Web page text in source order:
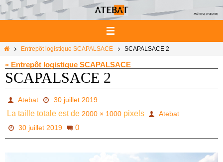
Passer
vers
le
HomeEntrepôt logistique SCAPALSACE SCAPALSACE 2
« Entrepôt logistique SCAPALSACE
SCAPALSACE 2
Atebat 30 juillet 2019
La taille totale est de 2000 × 1000 pixels
Atebat
30 juillet 2019
0